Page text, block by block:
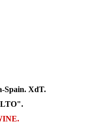
Spain. XdT.